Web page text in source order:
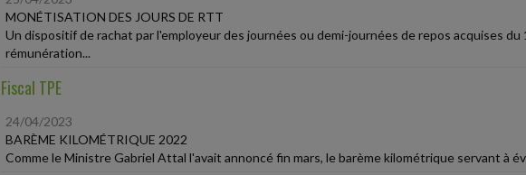
MONÉTISATION DES JOURS DE RTT
Un dispositif de rachat par l'employeur des journées ou demi-journées de repos acquises
rémunération...
Fiscal TPE
24/04/2023
BARÈME KILOMÉTRIQUE 2022
Comme le Ministre Gabriel Attal l'avait annoncé fin mars, le barème kilométrique servant à